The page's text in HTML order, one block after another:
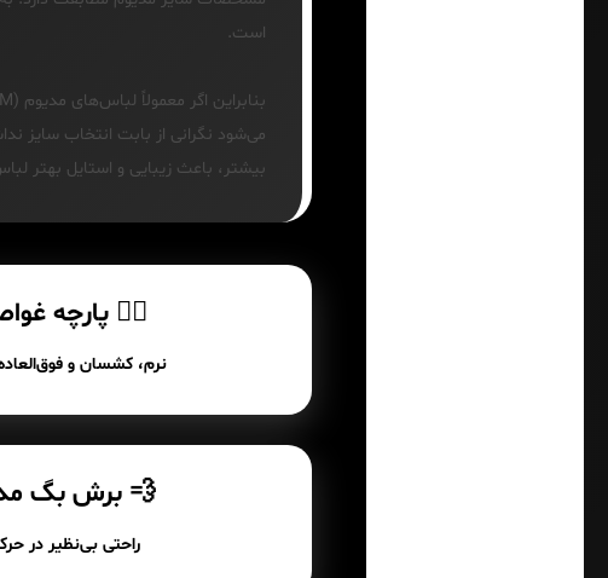
است.
می‌شود نگرانی از بابت انتخاب سایز
بیشتر، باعث زیبایی و استایل بهتر
🏊‍♂️ پارچه
نرم، کشسان و
💨 برش بگ
راحتی بی‌نظیر در